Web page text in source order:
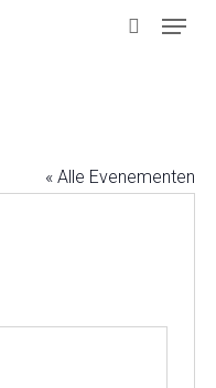
Menu
« Alle Evenementen